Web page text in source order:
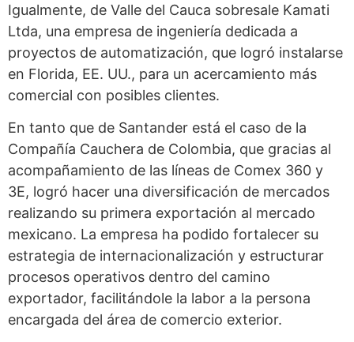
Igualmente, de Valle del Cauca sobresale Kamati
Ltda, una empresa de ingeniería dedicada a
proyectos de automatización, que logró instalarse
en Florida, EE. UU., para un acercamiento más
comercial con posibles clientes.
En tanto que de Santander está el caso de la
Compañía Cauchera de Colombia, que gracias al
acompañamiento de las líneas de Comex 360 y
3E, logró hacer una diversificación de mercados
realizando su primera exportación al mercado
mexicano. La empresa ha podido fortalecer su
estrategia de internacionalización y estructurar
procesos operativos dentro del camino
exportador, facilitándole la labor a la persona
encargada del área de comercio exterior.